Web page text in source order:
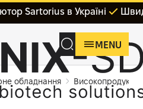
Sartorius в Україні
MENU
обладнання